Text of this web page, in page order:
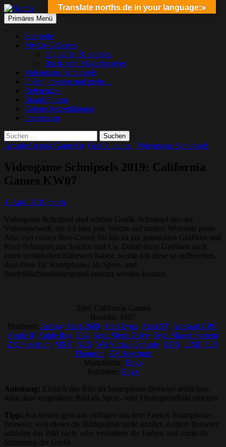
Norths
Suchen
Primäres Menü Springe
zum
Startseite
MyArt-Galleries
DigitalArt & anderes
Buch- und Magazincover
Videogame Schnipsels
Folien, messen und mehr…
Referenzen
Board/Forum
Datenschutzerklärung
Impressum
Suchen
nach:
ArcadeArt und GameArt Grafik und co Videogame Schnipsels
Videogame Schnipsels 2019: California
Games KW07
4. April 2019 north
Videogame Schnipsel sind schöne Grafik-Schnipsel aus der
Videospielwelt, die ich hier jede Woche auf meiner Webseite poste.
Also von coolen Box-Cover, bis hin zu gut gemachten Grafiken und
Pixel-Schnipsel aus Spielen und Co. Damit diese Grafiken auch
einen technischen Nährwert haben, werde ich diese so aufbereiten,
dass diese für Smartphones als Sperr- und
Startbildschirmhintergrund benutzt werden können.
Titel: California Games
Baujahr: 1987
Plattform: Amiga Atari 2600 Atari Lynx Atari ST, Amstrad CPC
Apple II, Apple IIgs, C64, Sega Mega Drive, Sega Master System,
ZX Spectrum MSX NES Wii Virtual Console DOS J2ME 128
Thomson ZX Spectrum
Manufaktur: Epyx
Publisher: Epyx
Anleitung: Einfach das Bild im Smartphone-Browser anklicken,
dann dass vergrößerte Bild als Sperr- oder Hintergrundbild anlegen.
Tipp: Am besten geht das einfügen mit dem Firefox Smartphone-
Browser, weil dieser die Bildqualität nicht anrührt. Andere Browser
schärfen das Bild nach, oder verändern die Farben und somit die
Stimmung der Grafik.
Translate norths.de in your language:»